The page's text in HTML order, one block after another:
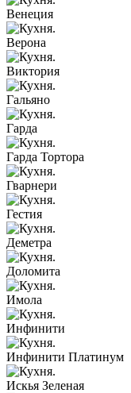
Венеция
Верона
Виктория
Гальяно
Гарда
Гарда Тортора
Гварнери
Гестия
Деметра
Доломита
Имола
Инфинити
Инфинити Платинум
Искья Зеленая